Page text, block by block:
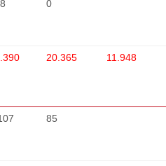
0
20.365 11.948
85